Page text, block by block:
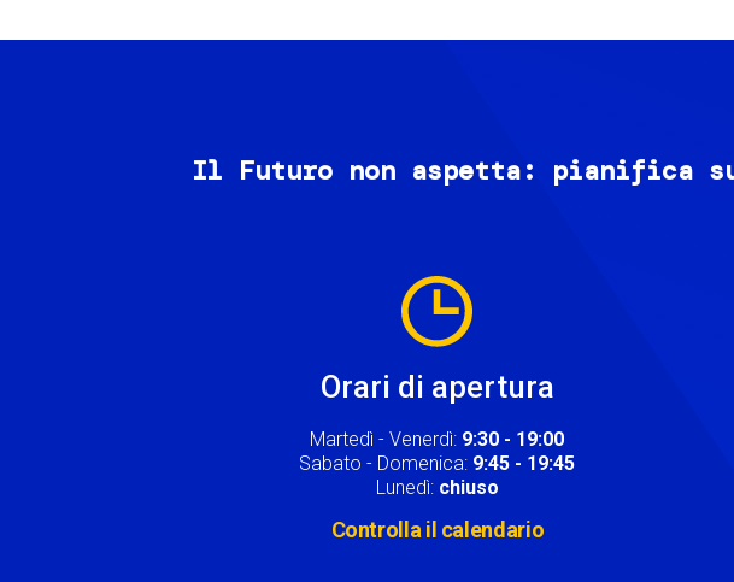
Il Futuro non aspetta: pianifica
Orari di apertura
Martedì - Venerdì: 9:30 - 19:00
Sabato - Domenica: 9:45 - 19:45
Lunedì: chiuso
Controlla il calendario